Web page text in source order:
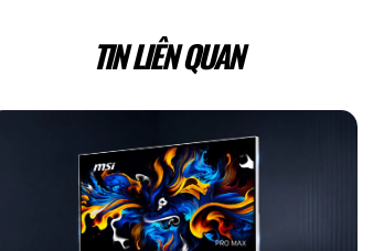
TIN LIÊN QUAN